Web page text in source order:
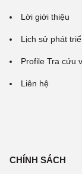
Lời giới thiệu
Lịch sử phát
Profile Tra cứu
Liên hệ
CHÍNH SÁCH